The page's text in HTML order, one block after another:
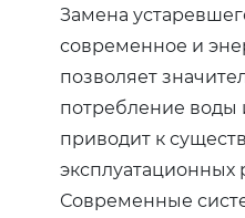
Замена
современное и
позволяет
потребление воды
приводит к
эксплуатационных
Современные